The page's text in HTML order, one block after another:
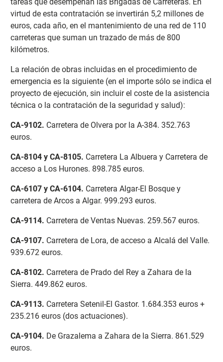
virtud de esta contratación se invertirán 5,2 millones de
euros, cada año, en el mantenimiento de una red de 110
carreteras que suman un trazado de más de 800
kilómetros.
La relación de obras incluidas en el procedimiento de
emergencia es la siguiente (en el importe sólo se indica el
proyecto de ejecución, sin incluir el coste de la asistencia
técnica o la contratación de la seguridad y salud):
CA-9102. Carretera de Olvera por la A-384. 352.763
euros.
CA-8104 y CA-8105. Carretera La Albuera y Carretera de
acceso a Los Hurones. 898.785 euros.
CA-6107 y CA-6104. Carretera Algar-El Bosque y
carretera de Arcos a Algar. 999.293 euros.
CA-9114. Carretera de Ventas Nuevas. 259.567 euros.
CA-9107. Carretera de Lora, de acceso a Alcalá del Valle.
939.672 euros.
CA-8102. Carretera de Prado del Rey a Zahara de la
Sierra. 449.862 euros.
CA-9113. Carretera Setenil-El Gastor. 1.684.353 euros +
235.216 euros (dos actuaciones).
CA-9104. De Grazalema a Zahara de la Sierra. 861.529
euros.